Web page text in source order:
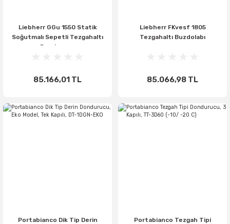
Liebherr GGu 1550 Statik
Soğutmalı Sepetli Tezgahaltı
Dondurucu
85.166,01 TL
Liebherr FKvesf 1805
Tezgahaltı Buzdolabı
85.066,98 TL
Portabianco Dik Tip Derin
Portabianco Tezgah Tipi